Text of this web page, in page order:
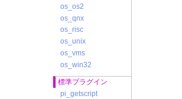
os_os2
os_qnx
os_risc
os_unix
os_vms
os_win32
標準プラグイン
pi_getscript